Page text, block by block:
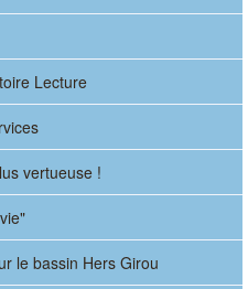
Lecture
vertueuse !
le bassin Hers Girou